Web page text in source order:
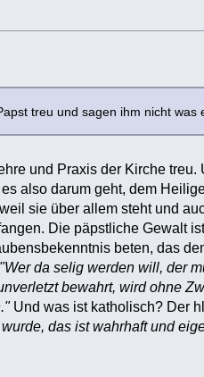
treu und sagen ihm nicht was
und Praxis der Kirche treu.
also darum geht, dem
sie über allem steht und
Die päpstliche Gewalt
beten, das
"Wer da selig werden will, der
bewahrt, wird ohne
Und was ist katholisch? Der
das ist wahrhaft und